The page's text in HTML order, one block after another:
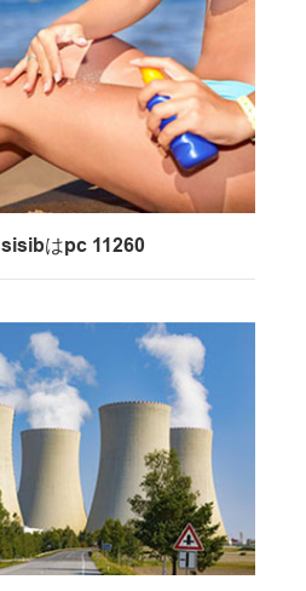
sisibはpc 11260